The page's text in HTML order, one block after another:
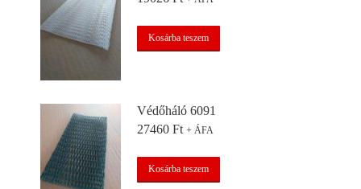
Kosárba teszem
Védőháló 6091
27460 Ft + ÁFA
Kosárba teszem